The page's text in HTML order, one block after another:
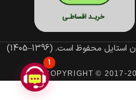
استایل محفوظ است. (1396–1405)
COPYRIGHT © 2017-
1